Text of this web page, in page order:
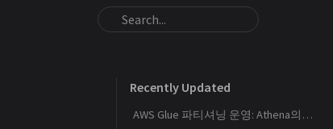
Recently Updated
AWS Glue 파티셔닝 운영: Athena의 S3 스캔량을 줄이는 Catalog와 Projection 설계